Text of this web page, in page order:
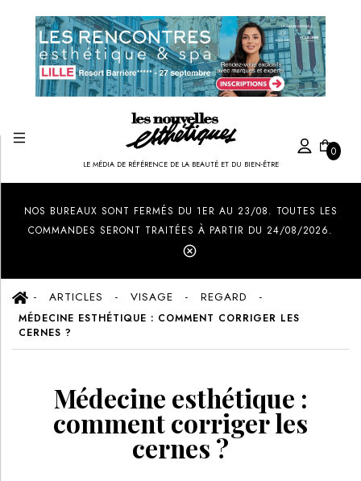
LE MÉDIA DE RÉFÉRENCE DE LA BEAUTÉ ET DU BIEN-ÊTRE
0
NOS BUREAUX SONT FERMÉS DU 1ER AU 23/08. TOUTES LES
COMMANDES SERONT TRAITÉES À PARTIR DU 24/08/2026.
ARTICLES VISAGE REGARD
MÉDECINE ESTHÉTIQUE : COMMENT CORRIGER LES
CERNES ?
Médecine esthétique :
comment corriger les
cernes ?